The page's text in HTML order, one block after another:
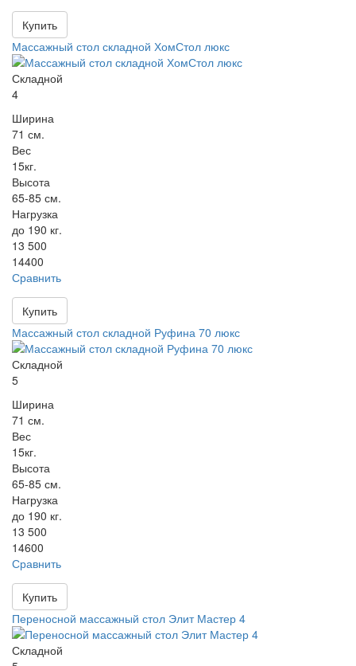
Купить
Массажный стол складной ХомСтол люкс
Складной
4
Ширина
71 см.
Вес
15кг.
Высота
65-85 см.
Нагрузка
до 190 кг.
13 500
14400
Сравнить
Купить
Массажный стол складной Руфина 70 люкс
Складной
5
Ширина
71 см.
Вес
15кг.
Высота
65-85 см.
Нагрузка
до 190 кг.
13 500
14600
Сравнить
Купить
Переносной массажный стол Элит Мастер 4
Складной